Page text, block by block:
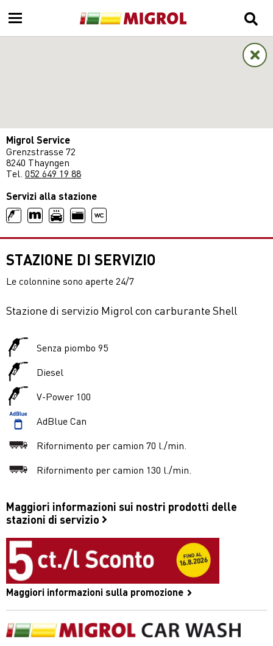
Migrol Service
Grenzstrasse 72
8240 Thayngen
Tel. 052 649 19 88
Servizi alla stazione
STAZIONE DI SERVIZIO
Le colonnine sono aperte 24/7
Stazione di servizio Migrol con carburante Shell
Senza piombo 95
Diesel
V-Power 100
AdBlue Can
Rifornimento per camion 70 l./min.
Rifornimento per camion 130 l./min.
Maggiori informazioni sui nostri prodotti delle
stazioni di servizio
Maggiori informazioni sulla promozione